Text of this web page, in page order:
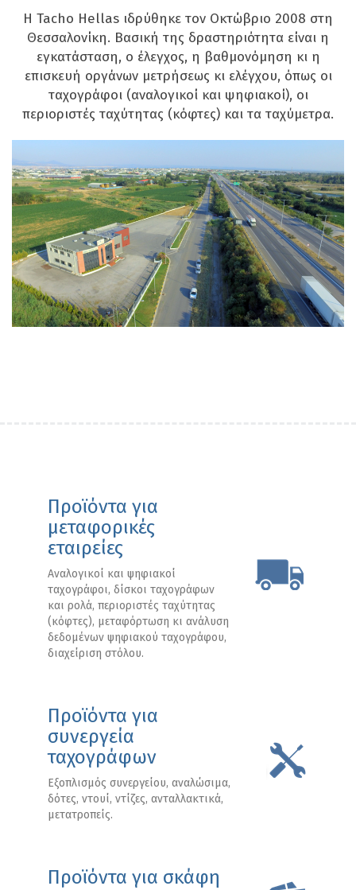
Η Tacho Hellas ιδρύθηκε τον Οκτώβριο 2008 στη
Θεσσαλονίκη. Βασική της δραστηριότητα είναι η
εγκατάσταση, ο έλεγχος, η βαθμονόμηση κι η
επισκευή οργάνων μετρήσεως κι ελέγχου, όπως οι
ταχογράφοι (αναλογικοί και ψηφιακοί), οι
περιοριστές ταχύτητας (κόφτες) και τα ταχύμετρα.
Προϊόντα για
μεταφορικές
εταιρείες
Αναλογικοί και ψηφιακοί
ταχογράφοι, δίσκοι ταχογράφων
και ρολά, περιοριστές ταχύτητας
(κόφτες), μεταφόρτωση κι ανάλυση
δεδομένων ψηφιακού ταχογράφου,
διαχείριση στόλου.
Προϊόντα για
συνεργεία
ταχογράφων
Εξοπλισμός συνεργείου, αναλώσιμα,
δότες, ντουί, ντίζες, ανταλλακτικά,
μετατροπείς.
Προϊόντα για σκάφη